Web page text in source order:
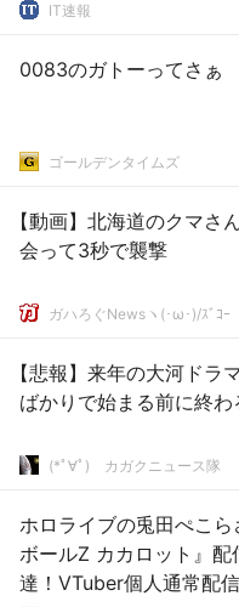
IT速報
0083のガトーってさぁ
ゴールデンタイムズ
【動画】北海道のクマ
会って3秒で襲撃
ガハろぐNewsヽ(･ω･)/ｽﾞｺｰ
【悲報】来年の大河ドラ
ばかりで始まる前に終わ
(*ﾟ∀ﾟ)ゞカガクニュース隊
ホロライブの兎田ぺこ
ボールZ カカロット』配
達！VTuber個人通常配